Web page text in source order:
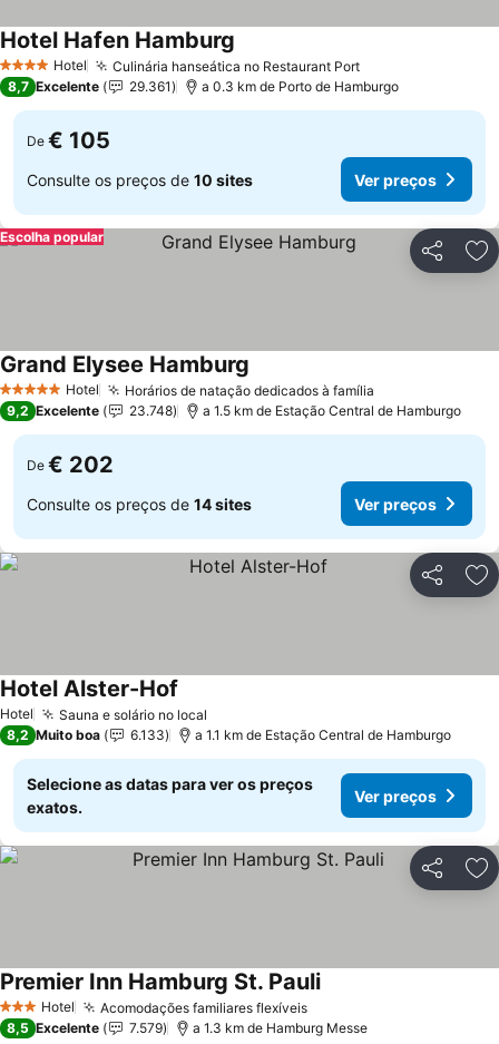
4 EstrelasHotel Culinária hanseática no Restaurant PortVer preços
Hotel Hafen Hamburg
8,7 Excelente 29.361 a 0.3 km de Porto de Hamburgo
De € 105
Consulte os preços de 10 sites Ver preços
Partilhar
Escolha popular
5 Estrelas Hotel Horários de natação dedicados à família
Grand Elysee Hamburg
9,2 Excelente 23.748 a 1.5 km de Estação Central de Hamburgo
De € 202
Consulte os preços de 14 sites Ver preços
Partilhar
Hotel Sauna e solário no local
Hotel Alster-Hof
8,2 Muito boa 6.133 a 1.1 km de Estação Central de Hamburgo
Selecione as datas para ver os preços
exatos.
Ver preços
Partilhar
3 EstrelasHotel Acomodações familiares flexíveisVer preços
Premier Inn Hamburg St. PauliVer preços
8,5 Excelente 7.579 a 1.3 km de Hamburg Messe